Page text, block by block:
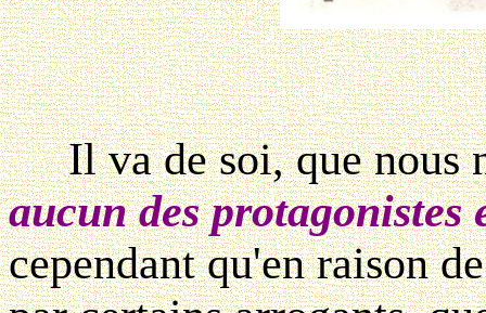
Il va de soi, que nous
aucun des protagonistes
cependant qu'en raison